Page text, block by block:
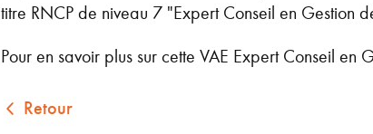
titre RNCP de niveau 7 "Expert Conseil en Gestion
Pour en savoir plus sur cette VAE Expert Conseil en
Retour